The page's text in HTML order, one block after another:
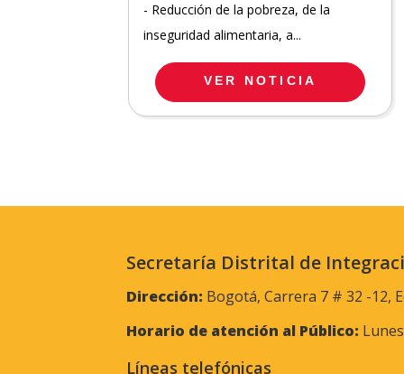
- Reducción de la pobreza, de la
inseguridad alimentaria, a...
VER NOTICIA
Secretaría Distrital de
Dirección: Bogotá, Carrera 7 # 32 -12,
Horario de atención al Público:
Líneas telefónicas